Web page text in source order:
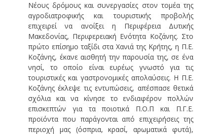
Νέους δρόμους και συνεργασίες στον τομέα της
αγροδιατροφικής και τουριστικής προβολής
επιχειρεί να ανοίξει η Περιφέρεια Δυτικής
Μακεδονίας, Περιφερειακή Ενότητα Κοζάνης. Στο
πρώτο επίσημο ταξίδι στα Χανιά της Κρήτης, η Π.Ε.
Κοζάνης, έκανε αισθητή την παρουσία της, σε ένα
νησί, το οποίο είναι ευρέως γνωστό για τις
τουριστικές και γαστρονομικές απολαύσεις. Η Π.Ε.
Κοζάνης έκλεψε τις εντυπώσεις, απέσπασε θετικά
σχόλια και να κίνησε το ενδιαφέρον πολλών
επισκεπτών για τα ποιοτικά Π.Ο.Π και Π.Γ.Ε.
προϊόντα που παράγονται από επιχειρήσεις της
περιοχή μας (όσπρια, κρασί, αρωματικά φυτά),